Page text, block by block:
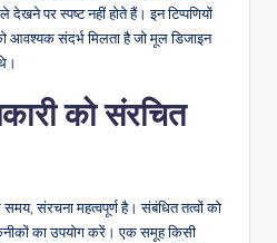
पर स्पष्ट नहीं होते हैं। इन टिप्पणियों
आवश्यक संदर्भ मिलता है जो मूल डिजाइन
को संरचित
संरचना महत्वपूर्ण है। संबंधित तत्वों को
का उपयोग करें। एक समूह किसी